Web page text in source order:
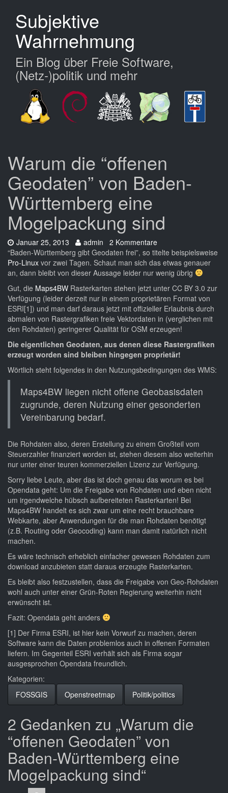
Hauptinhalt
springen
Subjektive
Wahrnehmung
Ein Blog über Freie Software,
(Netz-)politik und mehr
Warum die “offenen
Geodaten” von Baden-
Württemberg eine
Mogelpackung sind
Datum:
Januar 25, 2013 Autor:
admin
2 Kommentare
“Baden-Württemberg gibt Geodaten frei”, so titelte beispielsweise
Pro-Linux vor zwei Tagen. Schaut man sich das etwas genauer
an, dann bleibt von dieser Aussage leider nur wenig übrig
Gut, die Maps4BW Rasterkarten stehen jetzt unter CC BY 3.0 zur
Verfügung (leider derzeit nur in einem proprietären Format von
ESRI[1]) und man darf daraus jetzt mit offizieller Erlaubnis durch
abmalen von Rastergrafiken freie Vektordaten in (verglichen mit
den Rohdaten) geringerer Qualität für OSM erzeugen!
Die eigentlichen Geodaten, aus denen diese Rastergrafiken
erzeugt worden sind bleiben hingegen proprietär!
Wörtlich steht folgendes in den Nutzungsbedingungen des WMS:
Maps4BW liegen nicht offene Geobasisdaten
zugrunde, deren Nutzung einer gesonderten
Vereinbarung bedarf.
Die Rohdaten also, deren Erstellung zu einem Großteil vom
Steuerzahler finanziert worden ist, stehen diesem also weiterhin
nur unter einer teuren kommerziellen Lizenz zur Verfügung.
Sorry liebe Leute, aber das ist doch genau das worum es bei
Opendata geht: Um die Freigabe von Rohdaten und eben nicht
um irgendwelche hübsch aufbereiteten Rasterkarten! Bei
Maps4BW handelt es sich zwar um eine recht brauchbare
Webkarte, aber Anwendungen für die man Rohdaten benötigt
(z.B. Routing oder Geocoding) kann man damit natürlich nicht
machen.
Es wäre technisch erheblich einfacher gewesen Rohdaten zum
download anzubieten statt daraus erzeugte Rasterkarten.
Es bleibt also festzustellen, dass die Freigabe von Geo-Rohdaten
wohl auch unter einer Grün-Roten Regierung weiterhin nicht
erwünscht ist.
Fazit: Opendata geht anders
[1] Der Firma ESRI, ist hier kein Vorwurf zu machen, deren
Software kann die Daten problemlos auch in offenen Formaten
liefern. Im Gegenteil ESRI verhält sich als Firma sogar
ausgesprochen Opendata freundlich.
Kategorien:
FOSSGIS
Openstreetmap Politik/politics
2 Gedanken zu „Warum die
“offenen Geodaten” von
Baden-Württemberg eine
Mogelpackung sind“